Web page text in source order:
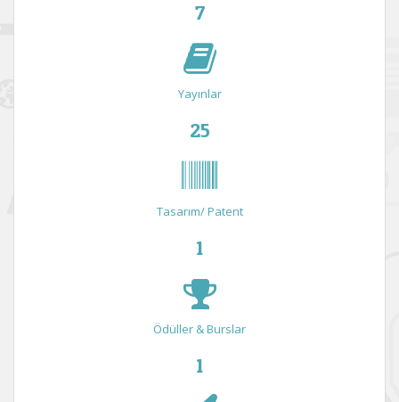
7
Yayınlar
25
Tasarım/ Patent
1
Ödüller & Burslar
1